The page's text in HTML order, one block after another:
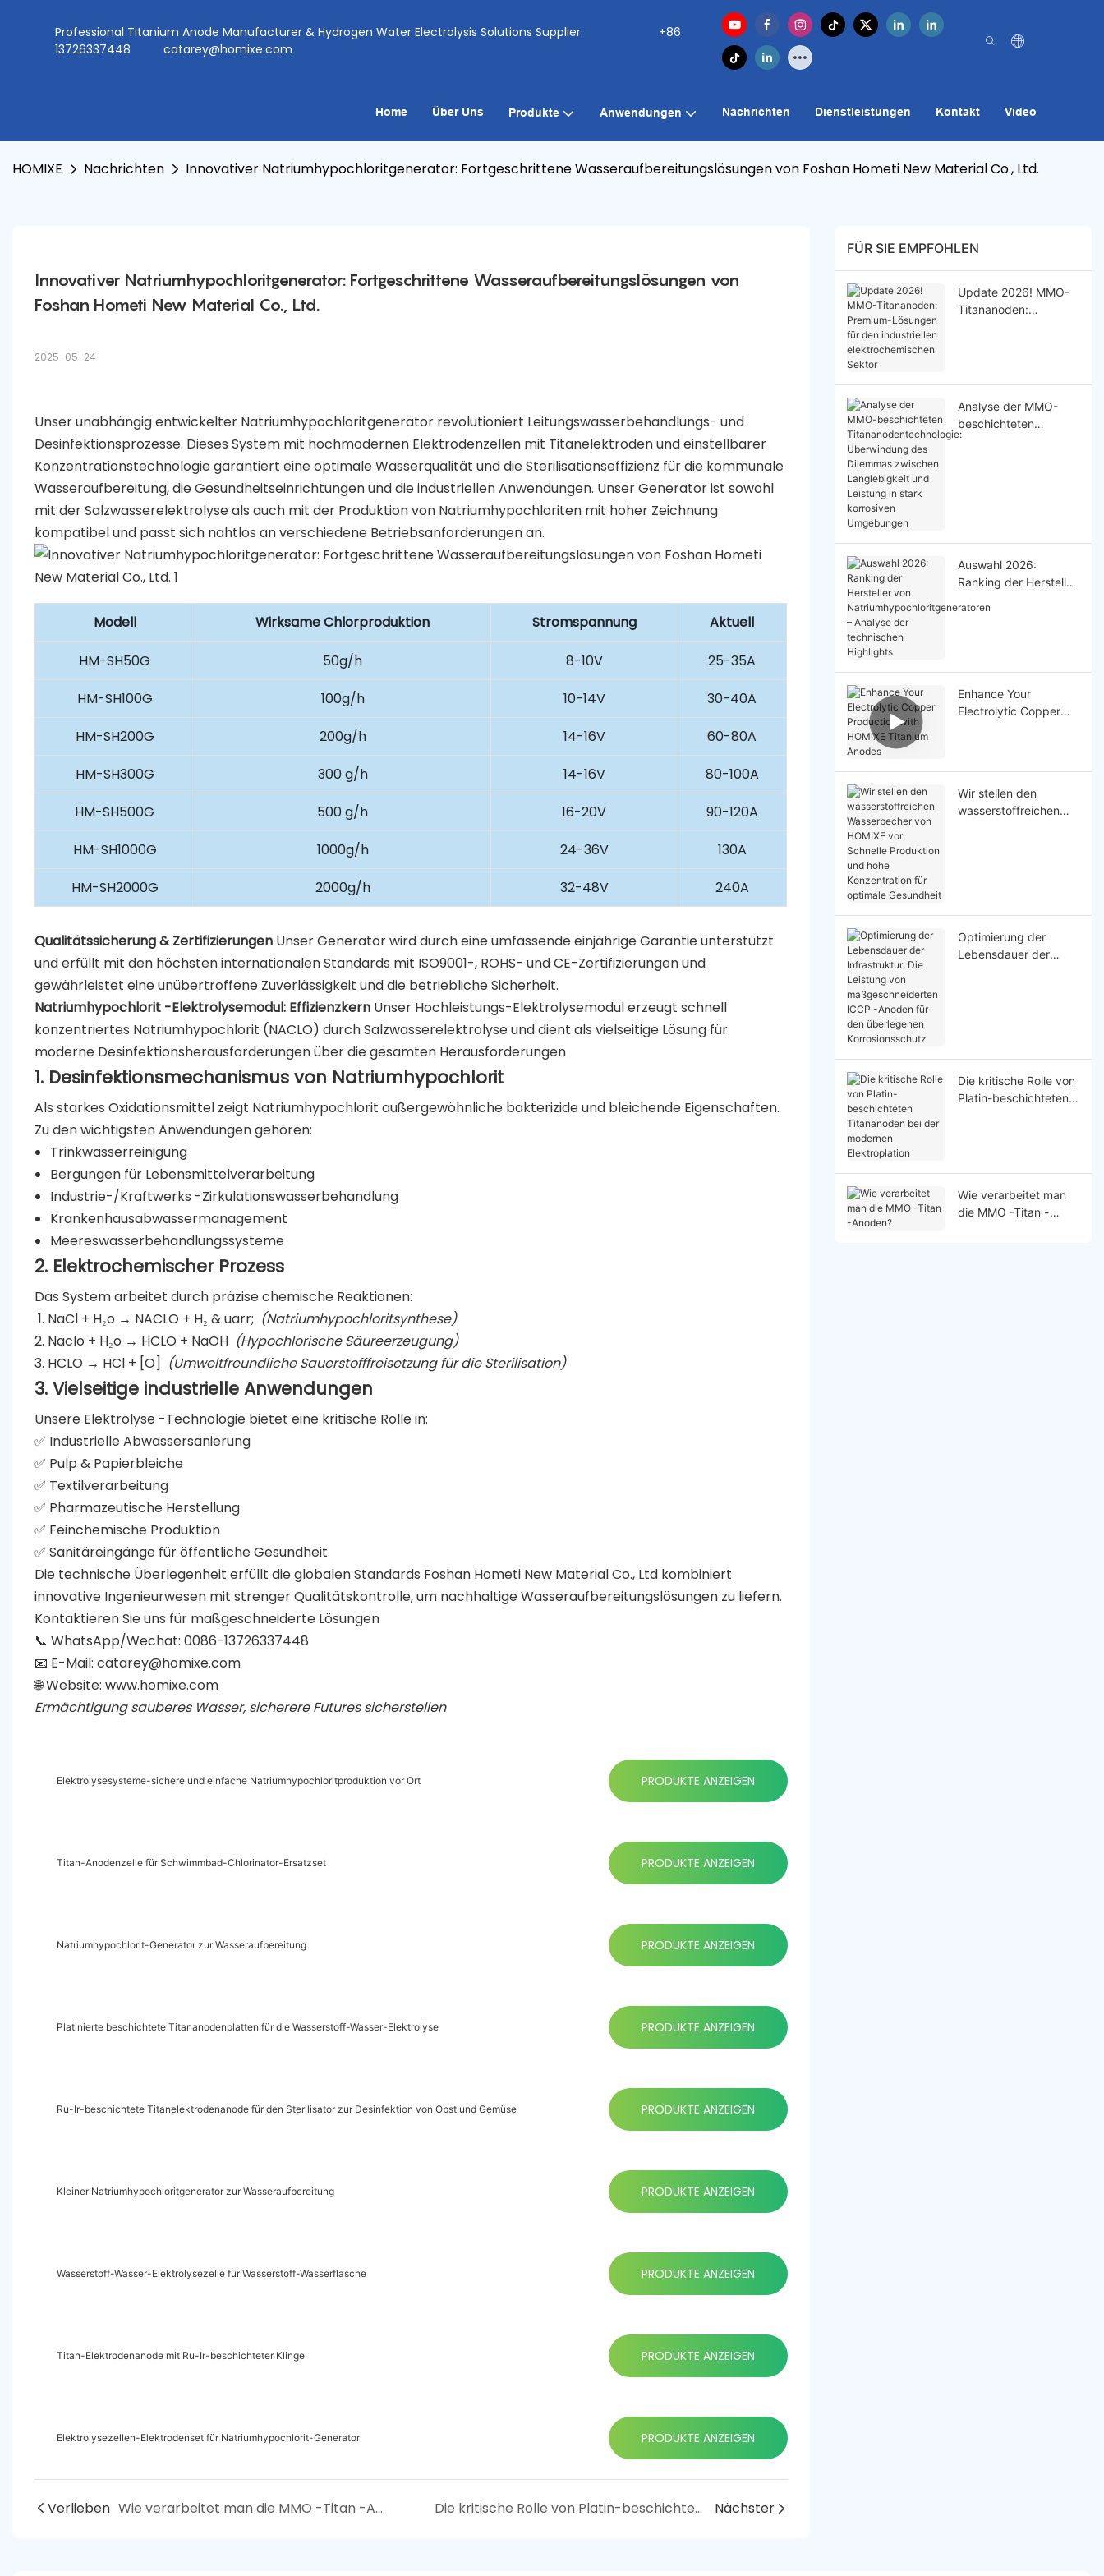
Professional Titanium Anode Manufacturer & Hydrogen Water Electrolysis Solutions Supplier.
+86
13726337448
catarey@homixe.com
Home Über Uns Produkte Anwendungen Nachrichten Dienstleistungen Kontakt Video
HOMIXE Nachrichten Innovativer Natriumhypochloritgenerator: Fortgeschrittene Wasseraufbereitungslösungen von Foshan Hometi New Material Co., Ltd.
Innovativer Natriumhypochloritgenerator: Fortgeschrittene Wasseraufbereitungslösungen von
Foshan Hometi New Material Co., Ltd.
2025-05-24
Unser unabhängig entwickelter Natriumhypochloritgenerator revolutioniert Leitungswasserbehandlungs- und
Desinfektionsprozesse. Dieses System mit hochmodernen Elektrodenzellen mit Titanelektroden und einstellbarer
Konzentrationstechnologie garantiert eine optimale Wasserqualität und die Sterilisationseffizienz für die kommunale
Wasseraufbereitung, die Gesundheitseinrichtungen und die industriellen Anwendungen. Unser Generator ist sowohl
mit der Salzwasserelektrolyse als auch mit der Produktion von Natriumhypochloriten mit hoher Zeichnung
kompatibel und passt sich nahtlos an verschiedene Betriebsanforderungen an.
Modell Wirksame Chlorproduktion Stromspannung Aktuell
HM-SH50G 50g/h 8-10V
25-35A
HM-SH100G
100g/h 10-14V
30-40A
HM-SH200G
200g/h 14-16V
60-80A
HM-SH300G
300 g/h 14-16V
80-100A
HM-SH500G
500 g/h 16-20V
90-120A
HM-SH1000G
1000g/h 24-36V
130A
HM-SH2000G
2000g/h 32-48V 240A
Qualitätssicherung & Zertifizierungen Unser Generator wird durch eine umfassende einjährige Garantie unterstützt
und erfüllt mit den höchsten internationalen Standards mit ISO9001-, ROHS- und CE-Zertifizierungen und
gewährleistet eine unübertroffene Zuverlässigkeit und die betriebliche Sicherheit.
Natriumhypochlorit -Elektrolysemodul: Effizienzkern Unser Hochleistungs-Elektrolysemodul erzeugt schnell
konzentriertes Natriumhypochlorit (NACLO) durch Salzwasserelektrolyse und dient als vielseitige Lösung für
moderne Desinfektionsherausforderungen über die gesamten Herausforderungen
1. Desinfektionsmechanismus von Natriumhypochlorit
Als starkes Oxidationsmittel zeigt Natriumhypochlorit außergewöhnliche bakterizide und bleichende Eigenschaften.
Zu den wichtigsten Anwendungen gehören:
Trinkwasserreinigung
Bergungen für Lebensmittelverarbeitung
Industrie-/Kraftwerks -Zirkulationswasserbehandlung
Krankenhausabwassermanagement
Meereswasserbehandlungssysteme
2. Elektrochemischer Prozess
Das System arbeitet durch präzise chemische Reaktionen:
NaCl + H₂o → NACLO + H₂ & uarr; (Natriumhypochloritsynthese)
Naclo + H₂o → HCLO + NaOH (Hypochlorische Säureerzeugung)
HCLO → HCl + [O] (Umweltfreundliche Sauerstofffreisetzung für die Sterilisation)
3. Vielseitige industrielle Anwendungen
Unsere Elektrolyse -Technologie bietet eine kritische Rolle in:
✅ Industrielle Abwassersanierung
✅ Pulp & Papierbleiche
✅ Textilverarbeitung
✅ Pharmazeutische Herstellung
✅ Feinchemische Produktion
✅ Sanitäreingänge für öffentliche Gesundheit
Die technische Überlegenheit erfüllt die globalen Standards Foshan Hometi New Material Co., Ltd kombiniert
innovative Ingenieurwesen mit strenger Qualitätskontrolle, um nachhaltige Wasseraufbereitungslösungen zu liefern.
Kontaktieren Sie uns für maßgeschneiderte Lösungen
📞 WhatsApp/Wechat: 0086-13726337448
📧 E-Mail: catarey@homixe.com
🌐 Website: www.homixe.com
Ermächtigung sauberes Wasser, sicherere Futures sicherstellen
Elektrolysesysteme-sichere und einfache Natriumhypochloritproduktion vor Ort PRODUKTE ANZEIGEN
Titan-Anodenzelle für Schwimmbad-Chlorinator-Ersatzset PRODUKTE ANZEIGEN
Natriumhypochlorit-Generator zur Wasseraufbereitung PRODUKTE ANZEIGEN
Platinierte beschichtete Titananodenplatten für die Wasserstoff-Wasser-Elektrolyse PRODUKTE ANZEIGEN
Ru-Ir-beschichtete Titanelektrodenanode für den Sterilisator zur Desinfektion von Obst und Gemüse PRODUKTE ANZEIGEN
Kleiner Natriumhypochloritgenerator zur Wasseraufbereitung PRODUKTE ANZEIGEN
Wasserstoff-Wasser-Elektrolysezelle für Wasserstoff-Wasserflasche PRODUKTE ANZEIGEN
Titan-Elektrodenanode mit Ru-Ir-beschichteter Klinge PRODUKTE ANZEIGEN
Elektrolysezellen-Elektrodenset für Natriumhypochlorit-Generator PRODUKTE ANZEIGEN
Verlieben Wie verarbeitet man die MMO -Titan -Anoden? Die kritische Rolle von Platin-beschichteten Titananoden bei der modernen Elektroplation Nächster
FÜR SIE EMPFOHLEN
Update 2026! MMO-
Titananoden:
Analyse der MMO-
beschichteten
Titananodentechnolog
Umgebungen
Auswahl 2026:
Ranking der Hersteller
Enhance Your
Electrolytic Copper
Wir stellen den
wasserstoffreichen
Optimierung der
Lebensdauer der
Korrosionsschutz
Die kritische Rolle von
Platin-beschichteten
Wie verarbeitet man
die MMO -Titan -